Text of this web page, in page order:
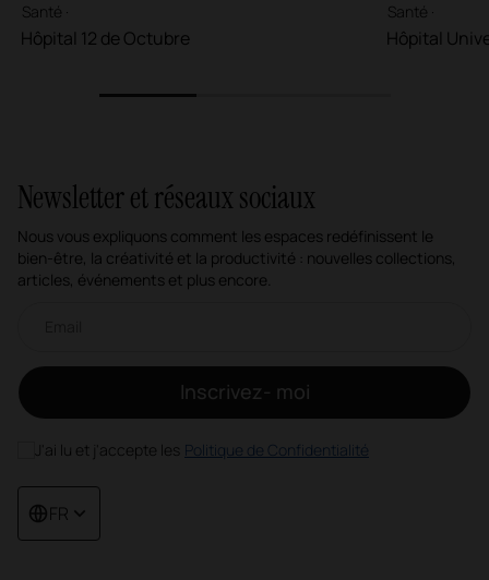
Santé ·
Hôpital 12 de Octubre
Santé ·
Hôpital
Newsletter et réseaux sociaux
Nous vous expliquons comment les espaces redéfinissent le
bien-être, la créativité et la productivité : nouvelles collections,
articles, événements et plus encore.
Inscrivez- moi
J'ai lu et j'accepte les Politique de Confidentialité
FR